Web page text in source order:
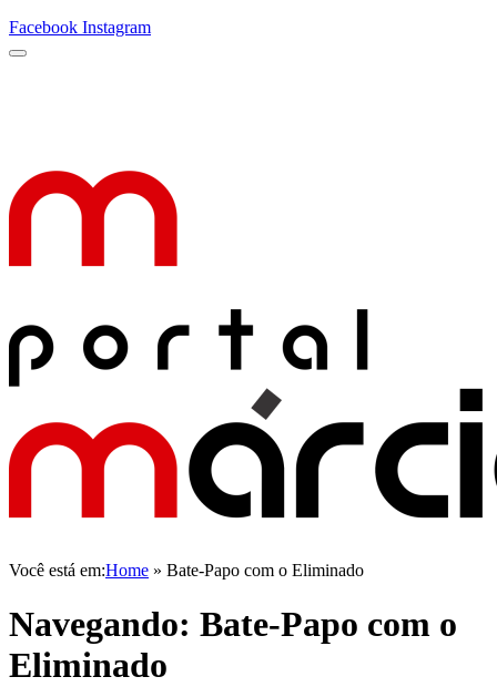
Facebook Instagram
Você está em:Home » Bate-Papo com o Eliminado
Navegando: Bate-Papo com o
Eliminado